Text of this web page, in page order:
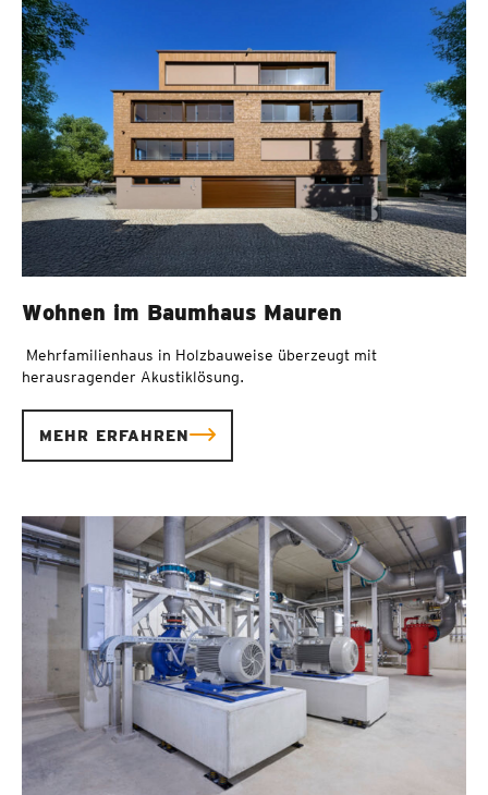
Wohnen im Baumhaus Mauren
Mehrfamilienhaus in Holzbauweise überzeugt mit
herausragender Akustiklösung.
MEHR ERFAHREN